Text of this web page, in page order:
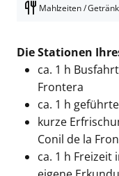
Mahlzeiten /
Die Stationen
ca. 1 h
Frontera
ca. 1 h
kurze
Conil de la
ca. 1 h